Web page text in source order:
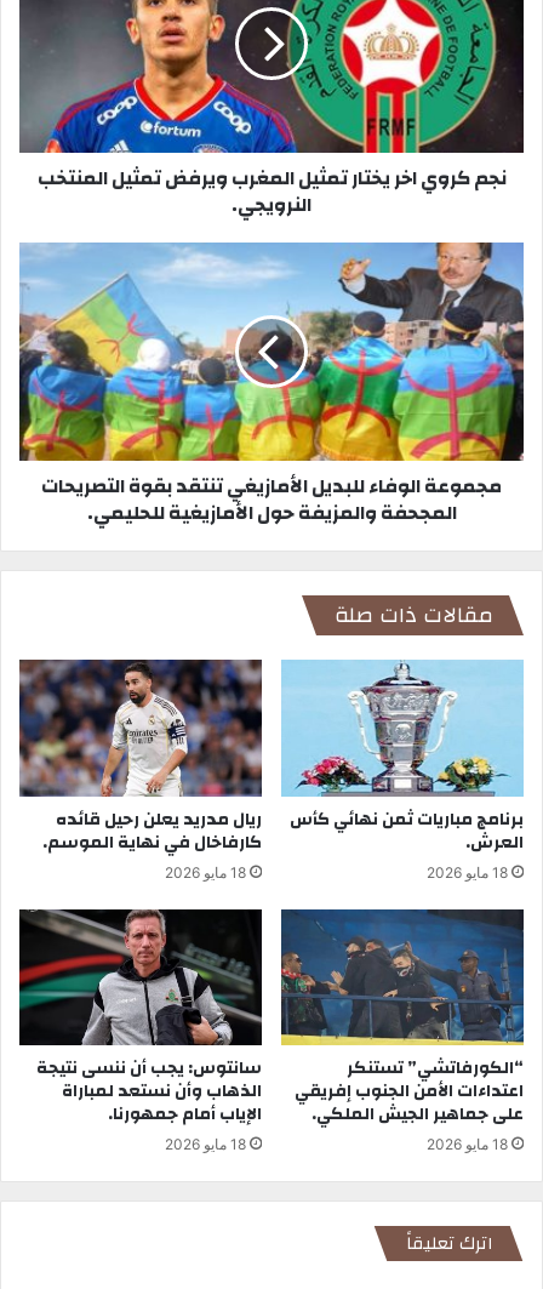
ل
و
ي
ب
نجم كروي اخر يختار تمثيل المغرب ويرفض تمثيل المنتخب
النرويجي.
مجموعة الوفاء للبديل الأمازيغي تنتقد بقوة التصريحات
المجحفة والمزيفة حول الأمازيغية للحليمي.
مقالات ذات صلة
برنامج مباريات ثمن نهائي كأس
العرش.
18 مايو 2026
ريال مدريد يعلن رحيل قائده
كارفاخال في نهاية الموسم.
18 مايو 2026
“الكورفاتشي” تستنكر
اعتداءات الأمن الجنوب إفريقي
على جماهير الجيش الملكي.
18 مايو 2026
سانتوس: يجب أن ننسى نتيجة
الذهاب وأن نستعد لمباراة
الإياب أمام جمهورنا.
18 مايو 2026
اترك تعليقاً